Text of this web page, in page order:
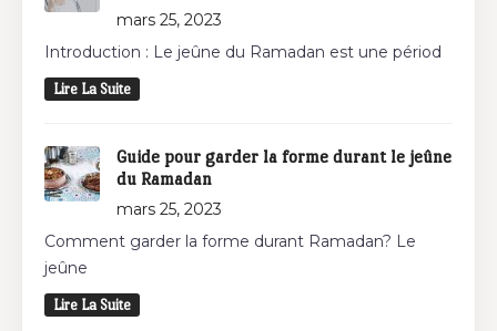
mars 25, 2023
Introduction : Le jeûne du Ramadan est une périod
Lire La Suite
Guide pour garder la forme durant le jeûne
du Ramadan
mars 25, 2023
Comment garder la forme durant Ramadan? Le
jeûne
Lire La Suite